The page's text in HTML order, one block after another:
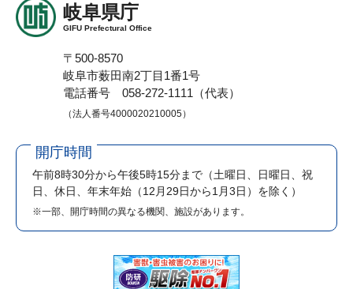
岐阜県庁
GIFU Prefectural Office
〒500-8570
岐阜市薮田南2丁目1番1号
電話番号 058-272-1111（代表）
（法人番号4000020210005）
開庁時間
午前8時30分から午後5時15分まで （土曜日、日曜日、祝
日、休日、年末年始（12月29日から1月3日）を除く）
※一部、開庁時間の異なる機関、施設があります。